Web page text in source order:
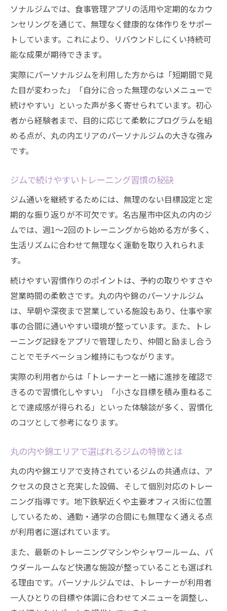
ソナルジムでは、食事管理アプリの活用や定期的なカウ
ンセリングを通じて、無理なく健康的な体作りをサポー
トしています。これにより、リバウンドしにくい持続可
能な成果が期待できます。
実際にパーソナルジムを利用した方からは「短期間で見
た目が変わった」「自分に合った無理のないメニューで
続けやすい」といった声が多く寄せられています。初心
者から経験者まで、目的に応じて柔軟にプログラムを組
める点が、丸の内エリアのパーソナルジムの大きな強み
です。
ジムで続けやすいトレーニング習慣の秘訣
ジム通いを継続するためには、無理のない目標設定と定
期的な振り返りが不可欠です。名古屋市中区丸の内のジ
ムでは、週1〜2回のトレーニングから始める方が多く、
生活リズムに合わせて無理なく運動を取り入れられま
す。
続けやすい習慣作りのポイントは、予約の取りやすさや
営業時間の柔軟さです。丸の内や錦のパーソナルジム
は、早朝や深夜まで営業している施設もあり、仕事や家
事の合間に通いやすい環境が整っています。また、トレ
ーニング記録をアプリで管理したり、仲間と励まし合う
ことでモチベーション維持にもつながります。
実際の利用者からは「トレーナーと一緒に進捗を確認で
きるので習慣化しやすい」「小さな目標を積み重ねるこ
とで達成感が得られる」といった体験談が多く、習慣化
のコツとして参考になります。
丸の内や錦エリアで選ばれるジムの特徴とは
丸の内や錦エリアで支持されているジムの共通点は、ア
クセスの良さと充実した設備、そして個別対応のトレー
ニング指導です。地下鉄駅近くや主要オフィス街に位置
しているため、通勤・通学の合間にも無理なく通える点
が利用者に選ばれています。
また、最新のトレーニングマシンやシャワールーム、パ
ウダールームなど快適な施設が整っていることも選ばれ
る理由です。パーソナルジムでは、トレーナーが利用者
一人ひとりの目標や体調に合わせてメニューを調整し、